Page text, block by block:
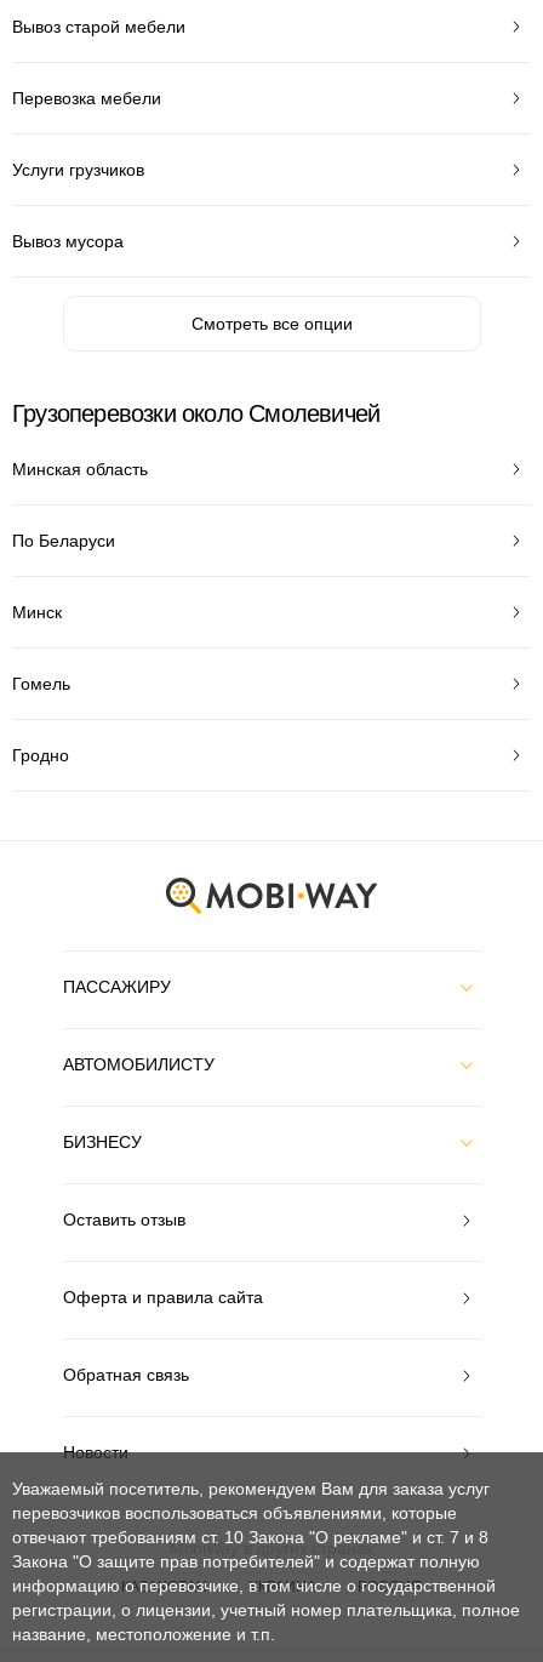
Вывоз старой мебели
Перевозка мебели
Услуги грузчиков
Вывоз мусора
Смотреть все опции
Грузоперевозки около Смолевичей
Минская область
По Беларуси
Минск
Гомель
Гродно
ПАССАЖИРУ
АВТОМОБИЛИСТУ
БИЗНЕСУ
Оставить отзыв
Оферта и правила сайта
Обратная связь
Новости
MobiWay в других странах
КАЗАХСТАН УКРАИНА РОССИЯ
Уважаемый посетитель, рекомендуем Вам для заказа услуг
перевозчиков воспользоваться объявлениями, которые
отвечают требованиям ст. 10 Закона "О рекламе" и ст. 7 и 8
Закона "О защите прав потребителей" и содержат полную
информацию о перевозчике, в том числе о государственной
регистрации, о лицензии, учетный номер плательщика, полное
название, местоположение и т.п.